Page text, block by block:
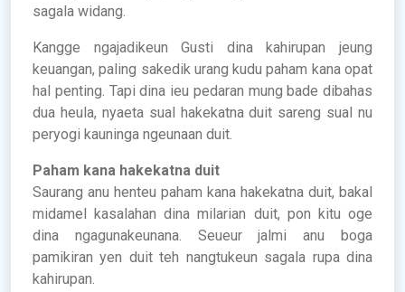
sagala widang.
Kangge ngajadikeun Gusti dina kahirupan jeung
keuangan, paling sakedik urang kudu paham kana opat
hal penting. Tapi dina ieu pedaran mung bade dibahas
dua heula, nyaeta sual hakekatna duit sareng sual nu
peryogi kauninga ngeunaan duit.
Paham kana hakekatna duit
Saurang anu henteu paham kana hakekatna duit, bakal
midamel kasalahan dina milarian duit, pon kitu oge
dina ngagunakeunana. Seueur jalmi anu boga
pamikiran yen duit teh nangtukeun sagala rupa dina
kahirupan.